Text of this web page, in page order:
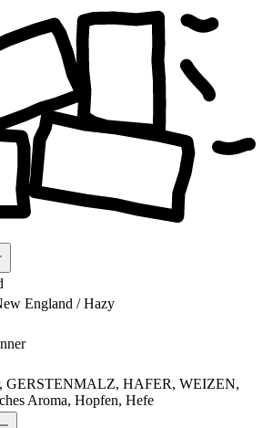
England / Hazy
GERSTENMALZ, HAFER, WEIZEN,
Aroma, Hopfen, Hefe